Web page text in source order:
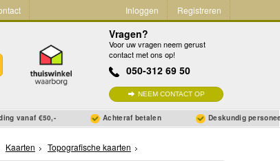
Inloggen Registreren
Vragen?
Voor uw vragen neem gerust
contact met ons op!
050-312 69 50
NEEM CONTACT OP
vanaf €50,- Achteraf betalen Deskundig
Kaarten Topografische kaarten